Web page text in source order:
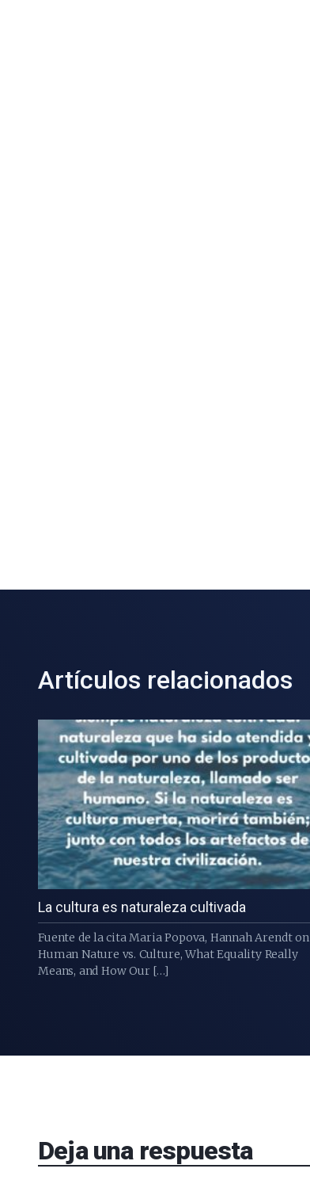
Artículos relacionados
La cultura es naturaleza cultivada
Fuente de la cita Maria Popova, Hannah Arendt on
Human Nature vs. Culture, What Equality Really
Means, and How Our […]
Deja una respuesta